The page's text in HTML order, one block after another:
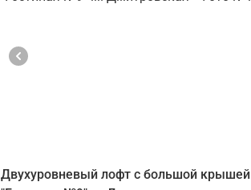
Двухуровневый лофт с большой крышей